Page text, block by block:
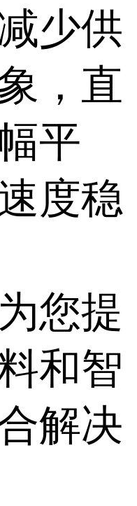
少供
，直
平
度稳
您提
和智
解决